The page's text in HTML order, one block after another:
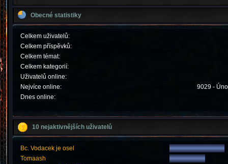
Obecné statistiky
Celkem uživatelů:
Celkem příspěvků:
Celkem témat:
Celkem kategorií:
Uživatelů online:
Nejvíce online:
9029 -
Dnes online:
10 nejaktivnějších uživatelů
Bc. Vodacek je osel
Tomaash